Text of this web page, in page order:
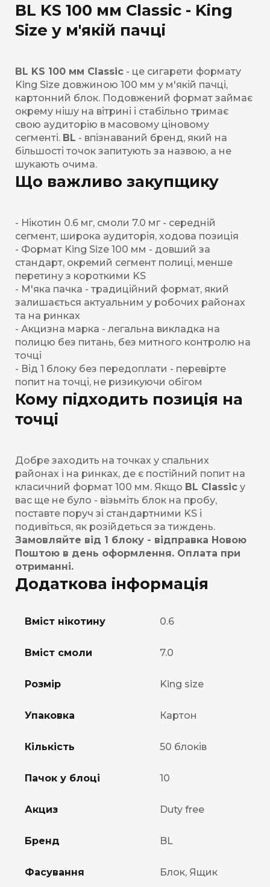
BL KS 100 мм Classic - King
Size у м'якій пачці
BL KS 100 мм Classic - це сигарети формату
King Size довжиною 100 мм у м'якій пачці,
картонний блок. Подовжений формат займає
окрему нішу на вітрині і стабільно тримає
свою аудиторію в масовому ціновому
сегменті. BL - впізнаваний бренд, який на
більшості точок запитують за назвою, а не
шукають очима.
Що важливо закупщику
- Нікотин 0.6 мг, смоли 7.0 мг - середній
сегмент, широка аудиторія, ходова позиція
- Формат King Size 100 мм - довший за
стандарт, окремий сегмент полиці, менше
перетину з короткими KS
- М'яка пачка - традиційний формат, який
залишається актуальним у робочих районах
та на ринках
- Акцизна марка - легальна викладка на
полицю без питань, без митного контролю на
точці
- Від 1 блоку без передоплати - перевірте
попит на точці, не ризикуючи обігом
Кому підходить позиція на
точці
Добре заходить на точках у спальних
районах і на ринках, де є постійний попит на
класичний формат 100 мм. Якщо BL Classic у
вас ще не було - візьміть блок на пробу,
поставте поруч зі стандартними KS і
подивіться, як розійдеться за тиждень.
Замовляйте від 1 блоку - відправка Новою
Поштою в день оформлення. Оплата при
отриманні.
Додаткова інформація
Вміст нікотину 0.6
Вміст смоли 7.0
Розмір King size
Упаковка Картон
Кількість 50 блоків
Пачок у блоці 10
Акциз Duty free
Бренд BL
Фасування Блок, Ящик